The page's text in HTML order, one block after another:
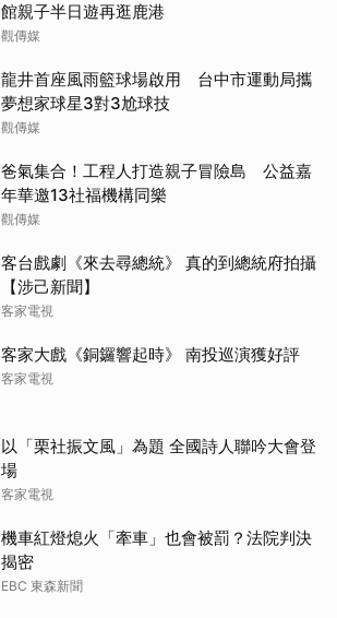
館親子半日遊再逛鹿港
觀傳媒
龍井首座風雨籃球場啟用 台中市運動局攜
夢想家球星3對3尬球技
觀傳媒
爸氣集合！工程人打造親子冒險島 公益嘉
年華邀13社福機構同樂
觀傳媒
客台戲劇《來去尋總統》 真的到總統府拍攝
【涉己新聞】
客家電視
客家大戲《銅鑼響起時》 南投巡演獲好評
客家電視
以「栗社振文風」為題 全國詩人聯吟大會登
場
客家電視
機車紅燈熄火「牽車」也會被罰？法院判決
揭密
EBC 東森新聞